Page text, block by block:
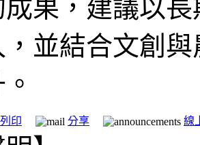
果，建議以
並結合文創
列印 分享 線